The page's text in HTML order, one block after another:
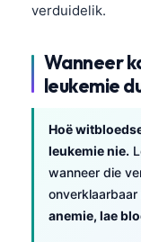
verduidelik.
Wanneer
leukemie
Hoë
leukemie nie.
wanneer die
anemie, lae